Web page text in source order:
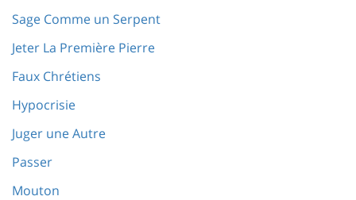
Sage Comme un Serpent
Jeter La Première Pierre
Faux Chrétiens
Hypocrisie
Juger une Autre
Passer
Mouton